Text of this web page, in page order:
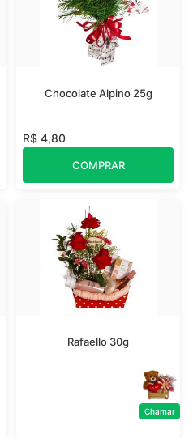
Chamar
Chocolate Alpino 25g
R$ 4,80
COMPRAR
Rafaello 30g